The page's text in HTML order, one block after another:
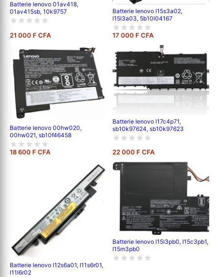
Batterie lenovo 01av418,
01av415sb, 10k9757
21 000 F CFA
Batterie lenovo l15s3a02,
l15l3a03, 5b10l04167
17 000 F CFA
Batterie lenovo 00hw020,
00hw021, sb10f46458
18 600 F CFA
Batterie lenovo l17c4p71,
sb10k97624, sb10k97623
22 000 F CFA
Batterie lenovo l12s6a01, l11s6r01,
l11l6r02
Batterie lenovo l15l3pb0, l15c3pb1,
l15m3pb0